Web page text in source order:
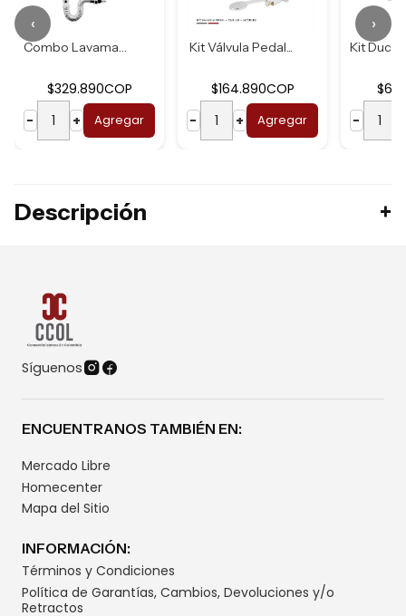
Combo Lavamanos B...
$329.890COP
−
+ Agregar
Kit Válvula Pedal...
$164.890COP
−
+ Agregar
−
‹ ›
Descripción
Síguenos
ENCUENTRANOS TAMBIÉN EN:
Mercado Libre
Homecenter
Mapa del Sitio
INFORMACIÓN:
Términos y Condiciones
Política de Garantías, Cambios, Devoluciones y/o
Retractos